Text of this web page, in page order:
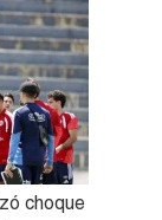
choque